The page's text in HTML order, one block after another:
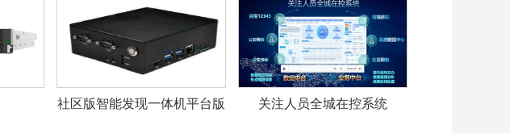
社区版智能发现一体机平台版 关注人员全城在控系统